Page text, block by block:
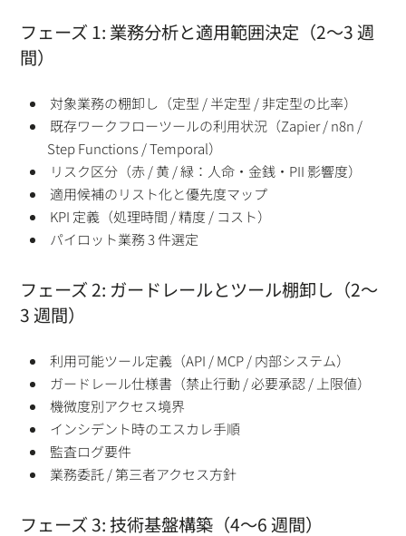
フェーズ 1: 業務分析と適用範囲決定（2〜3 週
間）
対象業務の棚卸し（定型 / 半定型 / 非定型の比率）
既存ワークフローツールの利用状況（Zapier / n8n /
Step Functions / Temporal）
リスク区分（赤 / 黄 / 緑：人命・金銭・PII 影響度）
適用候補のリスト化と優先度マップ
KPI 定義（処理時間 / 精度 / コスト）
パイロット業務 3 件選定
フェーズ 2: ガードレールとツール棚卸し（2〜
3 週間）
利用可能ツール定義（API / MCP / 内部システム）
ガードレール仕様書（禁止行動 / 必要承認 / 上限値）
機微度別アクセス境界
インシデント時のエスカレ手順
監査ログ要件
業務委託 / 第三者アクセス方針
フェーズ 3: 技術基盤構築（4〜6 週間）